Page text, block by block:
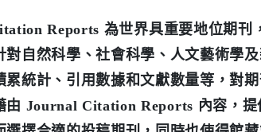
Reports 為世界具重要地位期刊
對自然科學、社會科學、人文藝術學
累統計、引用數據和文獻數量等，對
由 Journal Citation Reports 內容，